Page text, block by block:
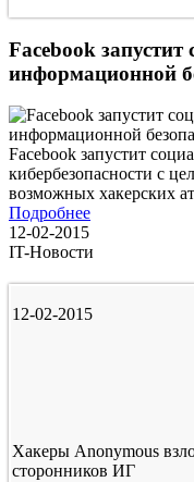
Facebook запустит
информационной
Facebook запустит
кибербезопасности с
возможных хакерских
Подробнее
12-02-2015
IT-Новости
12-02-2015
Хакеры Anonymous
сторонников ИГ